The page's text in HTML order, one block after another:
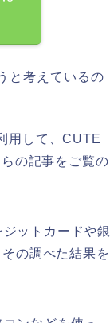
と考えているの
用して、CUTE
の記事をご覧の
ットカードや銀
の調べた結果を